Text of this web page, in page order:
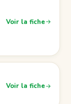
Voir la fiche
Voir la fiche